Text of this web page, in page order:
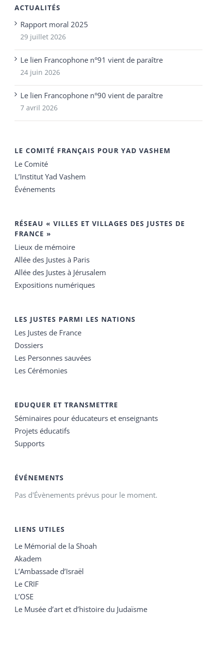
ACTUALITÉS
Rapport moral 2025
29 juillet 2026
Le lien Francophone n°91 vient de paraître
24 juin 2026
Le lien Francophone n°90 vient de paraître
7 avril 2026
LE COMITÉ FRANÇAIS POUR YAD VASHEM
Le Comité
L’Institut Yad Vashem
Événements
RÉSEAU « VILLES ET VILLAGES DES JUSTES DE
FRANCE »
Lieux de mémoire
Allée des Justes à Paris
Allée des Justes à Jérusalem
Expositions numériques
LES JUSTES PARMI LES NATIONS
Les Justes de France
Dossiers
Les Personnes sauvées
Les Cérémonies
EDUQUER ET TRANSMETTRE
Séminaires pour éducateurs et enseignants
Projets éducatifs
Supports
ÉVÉNEMENTS
Pas d'Évènements prévus pour le moment.
LIENS UTILES
Le Mémorial de la Shoah
Akadem
L’Ambassade d’Israël
Le CRIF
L’OSE
Le Musée d’art et d’histoire du Judaïsme